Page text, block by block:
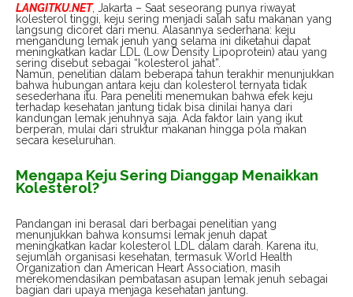
LANGITKU.NET, Jakarta – Saat seseorang punya riwayat
kolesterol tinggi, keju sering menjadi salah satu makanan yang
langsung dicoret dari menu. Alasannya sederhana: keju
mengandung lemak jenuh yang selama ini diketahui dapat
meningkatkan kadar LDL (Low Density Lipoprotein) atau yang
sering disebut sebagai “kolesterol jahat”.
Namun, penelitian dalam beberapa tahun terakhir menunjukkan
bahwa hubungan antara keju dan kolesterol ternyata tidak
sesederhana itu. Para peneliti menemukan bahwa efek keju
terhadap kesehatan jantung tidak bisa dinilai hanya dari
kandungan lemak jenuhnya saja. Ada faktor lain yang ikut
berperan, mulai dari struktur makanan hingga pola makan
secara keseluruhan.
Mengapa Keju Sering Dianggap Menaikkan
Kolesterol?
Pandangan ini berasal dari berbagai penelitian yang
menunjukkan bahwa konsumsi lemak jenuh dapat
meningkatkan kadar kolesterol LDL dalam darah. Karena itu,
sejumlah organisasi kesehatan, termasuk World Health
Organization dan American Heart Association, masih
merekomendasikan pembatasan asupan lemak jenuh sebagai
bagian dari upaya menjaga kesehatan jantung.